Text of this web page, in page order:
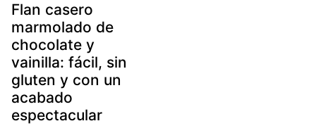
Flan casero
marmolado de
chocolate y
vainilla: fácil, sin
gluten y con un
acabado
espectacular